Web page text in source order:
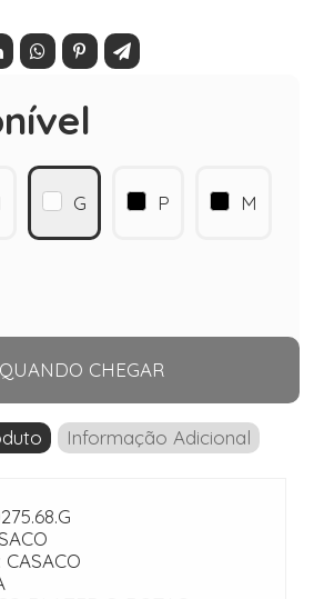
G P M
CHEGAR
Informação Adicional
CASACO